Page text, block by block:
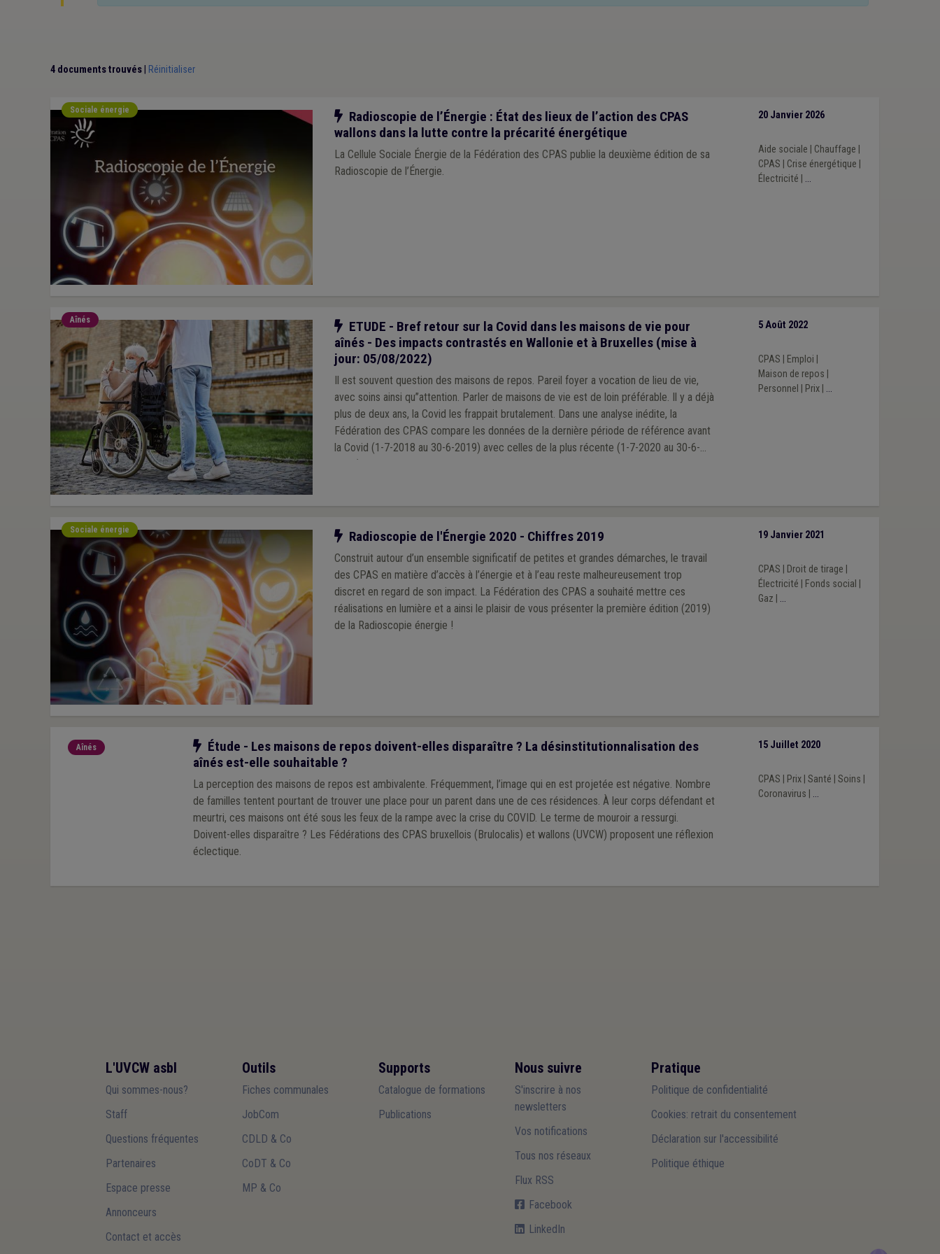
4 documents trouvés Réinitialiser
Sociale énergie Notre action
Radioscopie de l’Énergie : État des lieux de l’action des CPAS
wallons dans la lutte contre la précarité énergétique
La Cellule Sociale Énergie de la Fédération des CPAS publie la deuxième édition de sa
Radioscopie de l’Énergie.
20 Janvier 2026
Aide sociale Chauffage
CPAS
Crise énergétique
Électricité
...
Aînés Notre action
ETUDE - Bref retour sur la Covid dans les maisons de vie pour
aînés - Des impacts contrastés en Wallonie et à Bruxelles (mise à
jour: 05/08/2022)
Il est souvent question des maisons de repos. Pareil foyer a vocation de lieu de vie,
avec soins ainsi qu’’attention. Parler de maisons de vie est de loin préférable. Il y a déjà
plus de deux ans, la Covid les frappait brutalement. Dans une analyse inédite, la
Fédération des CPAS compare les données de la dernière période de référence avant
la Covid (1-7-2018 au 30-6-2019) avec celles de la plus récente (1-7-2020 au 30-6-
5 Août 2022
CPAS Emploi
Maison de repos
Personnel
Prix| ...
Sociale énergie Notre action
Radioscopie de l'Énergie 2020 - Chiffres 2019
Construit autour d’un ensemble significatif de petites et grandes démarches, le travail
des CPAS en matière d’accès à l’énergie et à l’eau reste malheureusement trop
discret en regard de son impact. La Fédération des CPAS a souhaité mettre ces
réalisations en lumière et a ainsi le plaisir de vous présenter la première édition (2019)
de la Radioscopie énergie !
19 Janvier 2021
CPAS Droit de tirage
Électricité
Fonds social
Gaz
...
Aînés Notre action
Étude - Les maisons de repos doivent-elles disparaître ? La désinstitutionnalisation des
aînés est-elle souhaitable ?
La perception des maisons de repos est ambivalente. Fréquemment, l’image qui en est projetée est négative. Nombre
de familles tentent pourtant de trouver une place pour un parent dans une de ces résidences. À leur corps défendant et
meurtri, ces maisons ont été sous les feux de la rampe avec la crise du COVID. Le terme de mouroir a ressurgi.
Doivent-elles disparaître ? Les Fédérations des CPAS bruxellois (Brulocalis) et wallons (UVCW) proposent une réflexion
éclectique.
15 Juillet 2020
CPAS Prix| Santé Soins
Coronavirus
...
L'UVCW asbl
Qui sommes-nous?
Staff
Questions fréquentes
Partenaires
Espace presse
Annonceurs
Contact et accès
Outils
Fiches communales
JobCom
CDLD & Co
CoDT & Co
MP & Co
Supports
Catalogue de formations
Publications
Nous suivre
S'inscrire à nos
newsletters
Vos notifications
Tous nos réseaux
Flux RSS
Facebook
LinkedIn
Pratique
Politique de confidentialité
Cookies: retrait du consentement
Déclaration sur l'accessibilité
Politique éthique